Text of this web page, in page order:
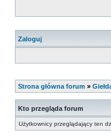
Zaloguj
Strona główna forum »
Kto przegląda forum
Użytkownicy przeglądający ten